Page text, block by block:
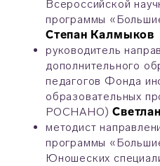
Всероссийской
программы
Степан Калмыков
руководитель
дополнительного
педагогов Фонда
образовательных
РОСНАНО)
методист
программы
Юношеских